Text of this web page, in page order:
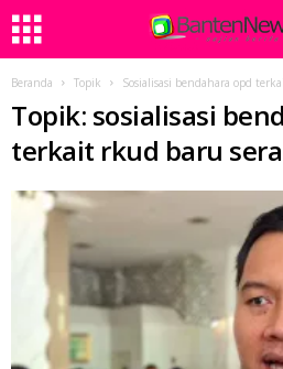
Beranda Topik Sosialisasi bendahara opd
Topik: sosialisasi
terkait rkud baru